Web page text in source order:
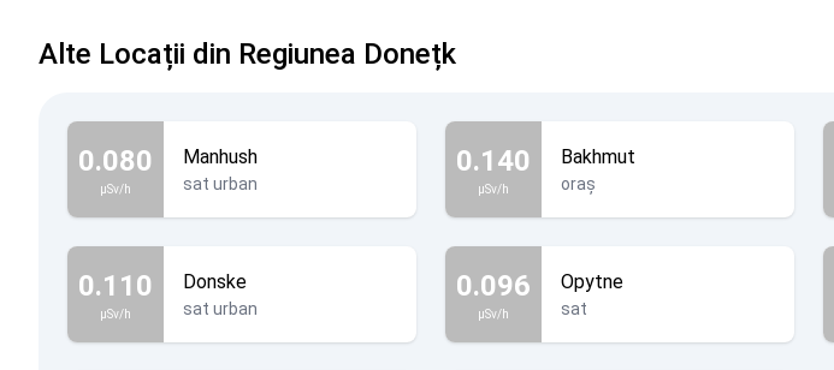
Alte Locații din Regiunea Donețk
0.080
µSv/h
Manhush
sat urban
0.140
µSv/h
Bakhmut
oraș
0.110
µSv/h
Donske
sat urban
0.096
µSv/h
Opytne
sat